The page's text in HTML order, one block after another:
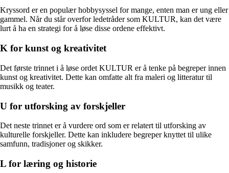
Kryssord er en populær hobbysyssel for mange, enten man er ung eller
gammel. Når du står overfor ledetråder som KULTUR, kan det være
lurt å ha en strategi for å løse disse ordene effektivt.
K for kunst og kreativitet
Det første trinnet i å løse ordet KULTUR er å tenke på begreper innen
kunst og kreativitet. Dette kan omfatte alt fra maleri og litteratur til
musikk og teater.
U for utforsking av forskjeller
Det neste trinnet er å vurdere ord som er relatert til utforsking av
kulturelle forskjeller. Dette kan inkludere begreper knyttet til ulike
samfunn, tradisjoner og skikker.
L for læring og historie